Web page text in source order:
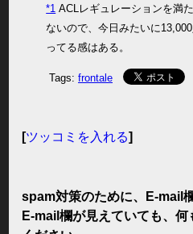
*1 ACLレギュレーションを満
ないので、今日みたいに
ってる感はある。
Tags: frontale
[ツッコミを入れる]
spam対策のために、E-mail
E-mail欄が見えていても、